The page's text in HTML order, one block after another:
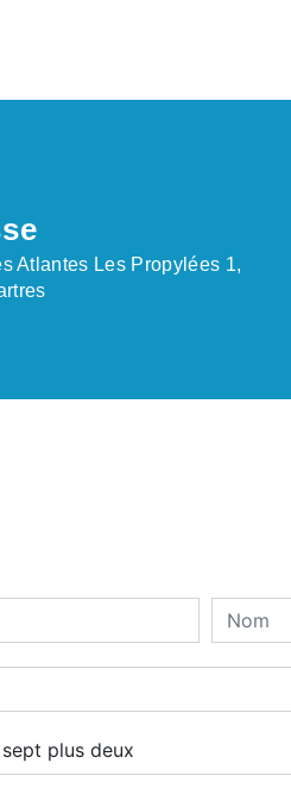
Atlantes Les Propylées 1,
plus deux